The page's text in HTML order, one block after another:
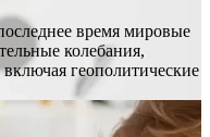
время мировые
колебания,
геополитические